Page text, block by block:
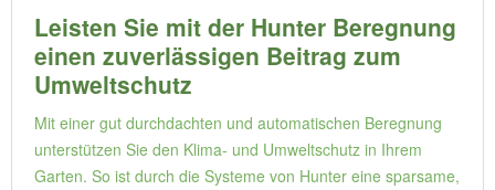
Leisten Sie mit der Hunter Beregnung
einen zuverlässigen Beitrag zum
Umweltschutz
Mit einer gut durchdachten und automatischen Beregnung
unterstützen Sie den Klima- und Umweltschutz in Ihrem
Garten. So ist durch die Systeme von Hunter eine sparsame,